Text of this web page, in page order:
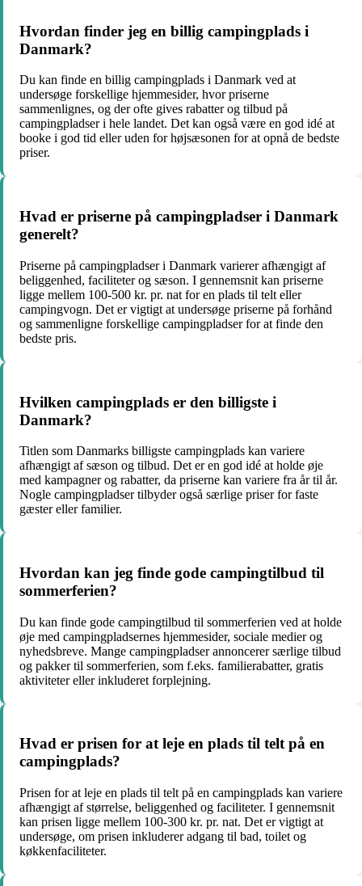
Hvordan finder jeg en billig campingplads i
Danmark?
Du kan finde en billig campingplads i Danmark ved at
undersøge forskellige hjemmesider, hvor priserne
sammenlignes, og der ofte gives rabatter og tilbud på
campingpladser i hele landet. Det kan også være en god idé at
booke i god tid eller uden for højsæsonen for at opnå de bedste
priser.
Hvad er priserne på campingpladser i Danmark
generelt?
Priserne på campingpladser i Danmark varierer afhængigt af
beliggenhed, faciliteter og sæson. I gennemsnit kan priserne
ligge mellem 100-500 kr. pr. nat for en plads til telt eller
campingvogn. Det er vigtigt at undersøge priserne på forhånd
og sammenligne forskellige campingpladser for at finde den
bedste pris.
Hvilken campingplads er den billigste i
Danmark?
Titlen som Danmarks billigste campingplads kan variere
afhængigt af sæson og tilbud. Det er en god idé at holde øje
med kampagner og rabatter, da priserne kan variere fra år til år.
Nogle campingpladser tilbyder også særlige priser for faste
gæster eller familier.
Hvordan kan jeg finde gode campingtilbud til
sommerferien?
Du kan finde gode campingtilbud til sommerferien ved at holde
øje med campingpladsernes hjemmesider, sociale medier og
nyhedsbreve. Mange campingpladser annoncerer særlige tilbud
og pakker til sommerferien, som f.eks. familierabatter, gratis
aktiviteter eller inkluderet forplejning.
Hvad er prisen for at leje en plads til telt på en
campingplads?
Prisen for at leje en plads til telt på en campingplads kan variere
afhængigt af størrelse, beliggenhed og faciliteter. I gennemsnit
kan prisen ligge mellem 100-300 kr. pr. nat. Det er vigtigt at
undersøge, om prisen inkluderer adgang til bad, toilet og
køkkenfaciliteter.